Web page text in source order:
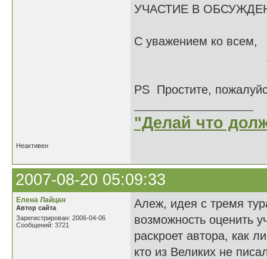
УЧАСТИЕ В
С уважением ко всем,
Алеж Катои ,
PS Простите,
"Делай что
Неактивен
2007-08-20 05:09:33
Елена Лайцан
Автор сайта
Зарегистрирован: 2006-04-06
Сообщений: 3721
Алеж, идея с тремя
возможность оценить
раскроет автора, как
кто из Великих не